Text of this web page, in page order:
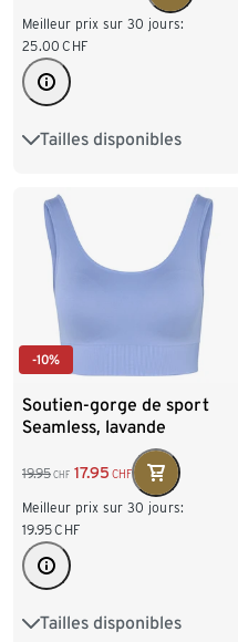
Meilleur prix sur 30 jours:
25.00 CHF
Tailles disponibles
75B 75C 80B
85C
-10%
Soutien-gorge de sport
Seamless, lavande
19.95 CHF 17.95 CHF
Meilleur prix sur 30 jours:
19.95CHF
Tailles disponibles
XS 32/34 S 36/38